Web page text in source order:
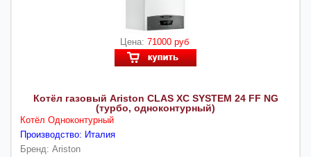
Цена: 71000 руб
Котёл газовый Ariston CLAS XС SYSTEM 24 FF NG
(турбо, одноконтурный)
Котёл Одноконтурный
Производство: Италия
Бренд: Ariston